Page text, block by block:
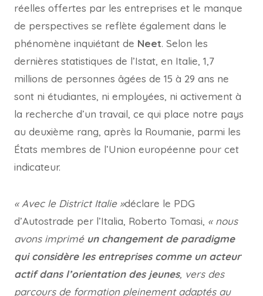
réelles offertes par les entreprises et le manque
de perspectives se reflète également dans le
phénomène inquiétant de Neet. Selon les
dernières statistiques de l’Istat, en Italie, 1,7
millions de personnes âgées de 15 à 29 ans ne
sont ni étudiantes, ni employées, ni activement à
la recherche d’un travail, ce qui place notre pays
au deuxième rang, après la Roumanie, parmi les
États membres de l’Union européenne pour cet
indicateur.
« Avec le District Italie »déclare le PDG
d’Autostrade per l’Italia, Roberto Tomasi, « nous
avons imprimé un changement de paradigme
qui considère les entreprises comme un acteur
actif dans l’orientation des jeunes, vers des
parcours de formation pleinement adaptés au